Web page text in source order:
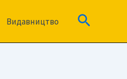
Видавництво Пошук